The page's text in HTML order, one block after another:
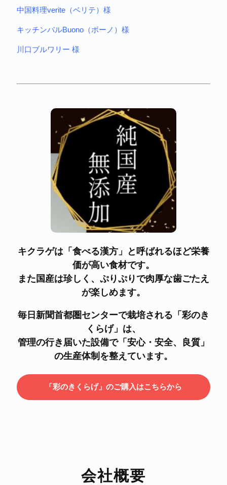
中国料理verite（ベリテ）様
キッチンバルBuono（ボーノ）様
川口ブルワリー 様
キクラゲは「食べる漢方」と呼ばれるほど栄養
価が高い食材です。
また国産は珍しく、ぷりぷりで肉厚な歯ごたえ
が楽しめます。
毎日新聞首都圏センターで栽培される「彩のき
くらげ」は、
管理の行き届いた設備で「安心・安全、良質」
の生産体制を整えています。
「彩のきくらげ」のご購入はこちらから
会社概要